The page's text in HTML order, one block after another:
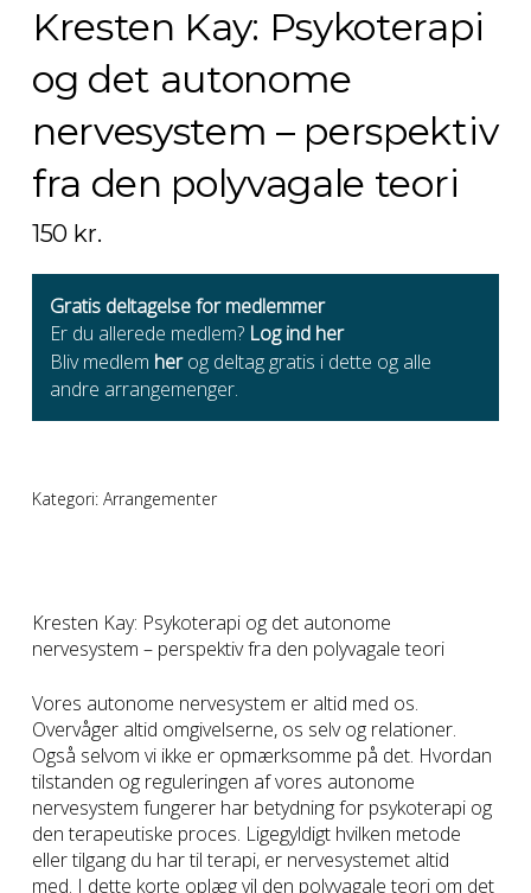
Kresten Kay: Psykoterapi
og det autonome
nervesystem – perspektiv
fra den polyvagale teori
150 kr.
Gratis deltagelse for medlemmer
Er du allerede medlem? Log ind her
Bliv medlem herog deltag gratis i dette og alle
andre arrangemenger.
Kategori: Arrangementer
Kresten Kay: Psykoterapi og det autonome
nervesystem – perspektiv fra den polyvagale teori
Vores autonome nervesystem er altid med os.
Overvåger altid omgivelserne, os selv og relationer.
Også selvom vi ikke er opmærksomme på det. Hvordan
tilstanden og reguleringen af vores autonome
nervesystem fungerer har betydning for psykoterapi og
den terapeutiske proces. Ligegyldigt hvilken metode
eller tilgang du har til terapi, er nervesystemet altid
med. I dette korte oplæg vil den polyvagale teori om det